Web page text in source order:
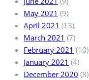
May 2021 (9)
April 2021 (13)
March 2021 (7)
February 2021 (10)
January 2021 (4)
December 2020 (8)